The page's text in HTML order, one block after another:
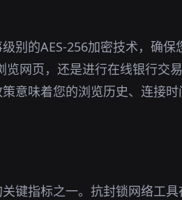
别的AES-256加密技术，确
览网页，还是进行在线银行交
意味着您的浏览历史、连接
键指标之一。抗封锁网络工